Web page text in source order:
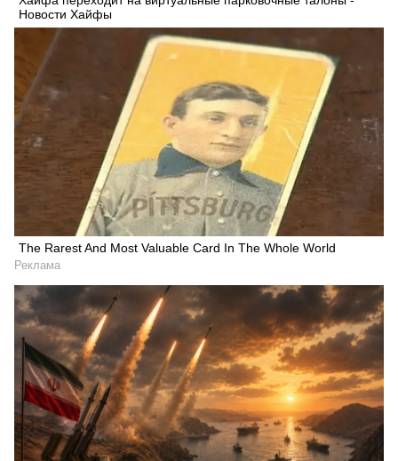
Новости Хайфы
The Rarest And Most Valuable Card In The Whole World
Реклама